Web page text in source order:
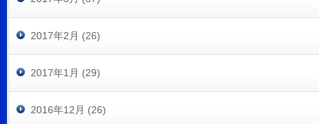
2017年2月 (26)
2017年1月 (29)
2016年12月 (26)